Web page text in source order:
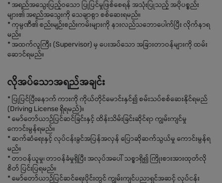
* အရည်အသွေးပြည့်ဝသော ပြုပြင်မှုဖြစ်စေရန် အသုံးပြုသည့် အပိုပစ္စည်း
များ၏ အရည်အသွေးကို သေချာစွာ စစ်ဆေးရမည်။
* ကုမ္ပဏီ၏ စည်းမျဉ်းစည်းကမ်းများကို နားလည်သဘောပေါက်ပြီး လိုက်နာရ
မည်။
* အထက်လူကြီး (Supervisor) မှ ပေးအပ်သော အခြားတာဝန်များကို ထမ်း
ဆောင်ရမည်။
လိုအပ်သောအရည်အချင်း
* ပြုပြင်ပြီးနောက် ကားကို ကိုယ်တိုင်မောင်းနှင်၍ စမ်းသပ်စစ်ဆေးနိုင်ရမည်
(Driving License ရှိရမည်)။
* မော်တော်ယာဉ်ပြင်ဆင်ခြင်းနှင့် ထိန်းသိမ်းခြင်းဆိုင်ရာ ကျွမ်းကျင်မှု
ကောင်းမွန်ရမည်။
* ဆက်ဆံရေးနှင့် လုပ်ငန်းခွင်အပြန်အလှန် ပြောဆိုဆက်သွယ်မှု ကောင်းမွန်ရ
မည်။
* တာဝန်ယူမှု၊ တာဝန်ခံမှုရှိပြီး အလုပ်အပေါ် သစ္စာရှိ၍ ကြိုးစားအားထုတ်လို
စိတ် ပြင်းပြရမည်။
* မော်တော်ယာဉ်ပြင်ဆင်ရေးပိုင်းတွင် ကျွမ်းကျင်ပညာရှင်အဆင့် လုပ်ငန်း